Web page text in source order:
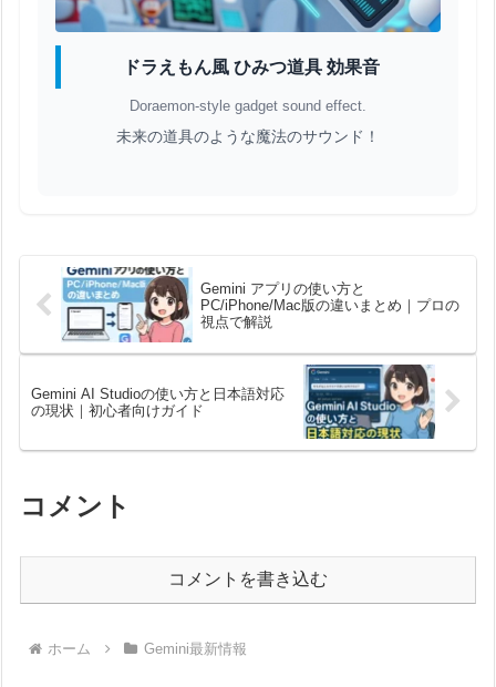
ドラえもん風 ひみつ道具 効果音
Doraemon-style gadget sound effect.
未来の道具のような魔法のサウンド！
Gemini アプリの使い方と
PC/iPhone/Mac版の違いまとめ｜プロの
視点で解説
Gemini AI Studioの使い方と日本語対応
の現状｜初心者向けガイド
コメント
コメントを書き込む
ホーム Gemini最新情報